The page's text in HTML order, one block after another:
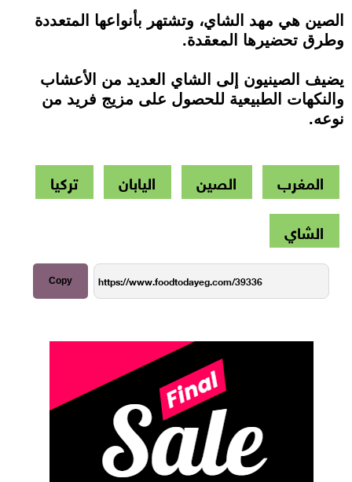
الصين هي مهد الشاي، وتشتهر بأنواعها المتعددة
وطرق تحضيرها المعقدة.
يضيف الصينيون إلى الشاي العديد من الأعشاب
والنكهات الطبيعية للحصول على مزيج فريد من
نوعه.
المغرب الصين اليابان
تركيا
الشاي
Copy